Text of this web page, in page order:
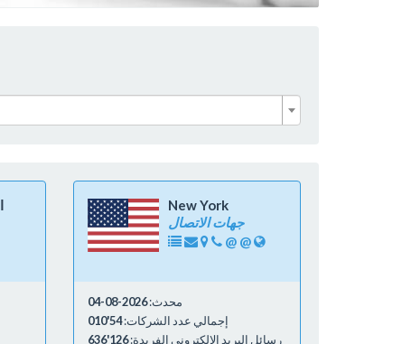
New York
جهات الاتصال
@ @
محدث:2026-08-04
إجمالي عدد الشركات:54'010
رسائل البريد الإلكتروني الفريدة:126'636